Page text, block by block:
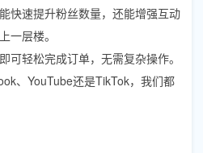
快速提升粉丝数量，还能增强互动
一层楼。
可轻松完成订单，无需复杂操作。
、YouTube还是TikTok，我们都